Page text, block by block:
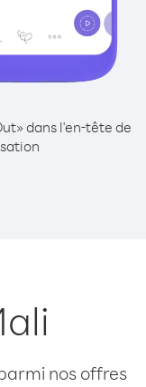
dans l'en-tête de
nos offres